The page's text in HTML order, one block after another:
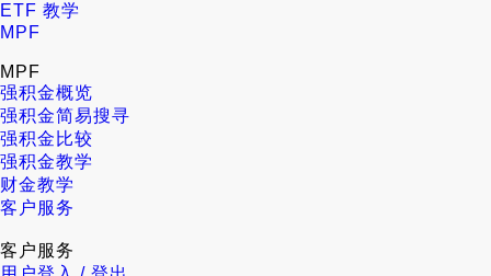
ETF 教学
MPF
MPF
强积金概览
强积金简易搜寻
强积金比较
强积金教学
财金教学
客户服务
客户服务